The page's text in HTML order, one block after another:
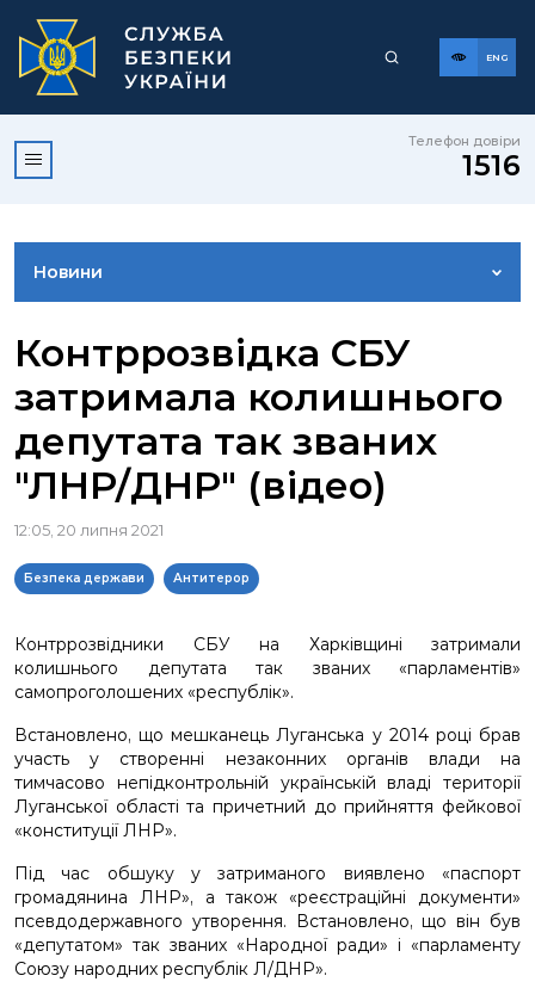
ENG
Телефон довіри
1516
Новини
ВІДЕОГАЛЕРЕЯ
КОНТАКТИ ПРЕСЦЕНТРУ
Контррозвідка СБУ
затримала колишнього
депутата так званих
"ЛНР/ДНР" (відео)
12:05, 20 липня 2021
Безпека держави Антитерор
Контррозвідники СБУ на Харківщині затримали
колишнього депутата так званих «парламентів»
самопроголошених «республік».
Встановлено, що мешканець Луганська у 2014 році брав
участь у створенні незаконних органів влади на
тимчасово непідконтрольній українській владі території
Луганської області та причетний до прийняття фейкової
«конституції ЛНР».
Під час обшуку у затриманого виявлено «паспорт
громадянина ЛНР», а також «реєстраційні документи»
псевдодержавного утворення. Встановлено, що він був
«депутатом» так званих «Народної ради» і «парламенту
Союзу народних республік Л/ДНР».